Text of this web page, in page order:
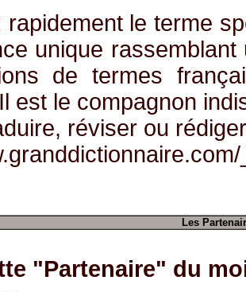
rapidement le terme
unique
de termes
est le compagnon
réviser ou
Les
"Partenaire" du